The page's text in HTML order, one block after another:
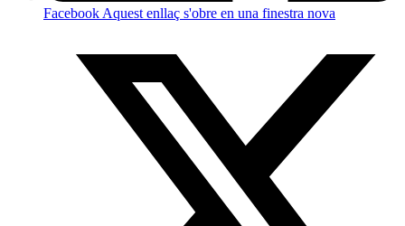
Facebook Aquest enllaç s'obre en una finestra nova